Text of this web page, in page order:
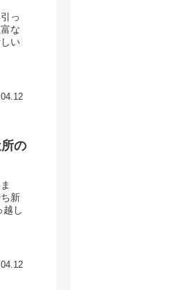
っ
な
い
の
新
越し